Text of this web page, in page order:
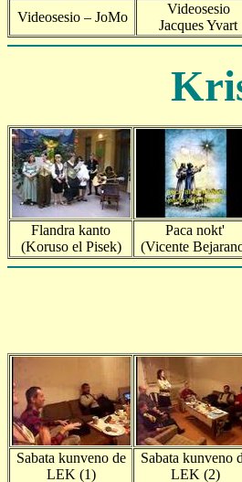
Videosesio – JoMo
Videosesio
Jacques Yvart
Flandra kanto
(Koruso el Pisek)
Paca nokt'
(Vicente
Sabata kunveno de
LEK (1)
Sabata kunveno
LEK (2)